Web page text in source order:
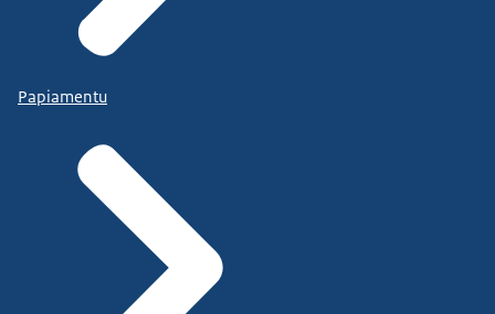
Papiamentu